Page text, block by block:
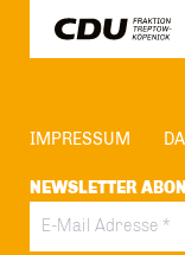
IMPRESSUM
NEWSLETTER